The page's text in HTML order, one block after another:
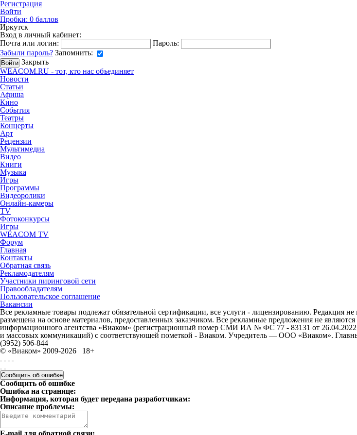
Регистрация
Войти
Пробки: 0 баллов
Иркутск
Вход в личный кабинет:
Почта или логин:
Пароль:
Забыли пароль? Запомнить:
Закрыть
WEACOM.RU - тот, кто нас объединяет
Новости
Статьи
Афиша
Кино
События
Театры
Концерты
Арт
Рецензии
Мультимедиа
Видео
Книги
Музыка
Игры
Программы
Видеоролики
Онлайн-камеры
TV
Фотоконкурсы
Игры
WEACOM TV
Форум
Главная
Контакты
Обратная связь
Рекламодателям
Участники пиринговой сети
Правообладателям
Пользовательское соглашение
Вакансии
Все рекламные товары подлежат обязательной сертификации, все услуги - лицензированию. Редакция
размещена на основе материалов, предоставленных заказчиком. Все рекламные предложения не
информационного агентства «Виаком» (регистрационный номер СМИ ИА № ФС 77 - 83131 от
и массовых коммуникаций) с соответствующей пометкой - Виаком. Учредитель — ООО «Виаком».
(3952) 506-844
© «Виаком» 2009-2026 18+
Сообщить об ошибке
Сообщить об ошибке
Ошибка на странице:
Информация, которая будет передана разработчикам:
Описание проблемы:
E-mail для обратной связи: